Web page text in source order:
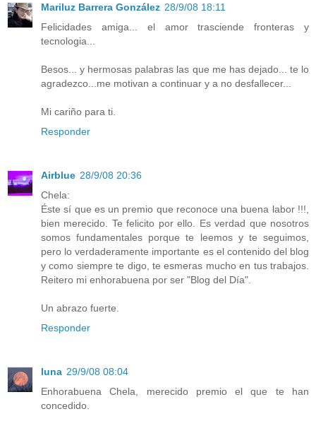
Mariluz Barrera González 28/9/08 18:11
Felicidades amiga... el amor trasciende fronteras y
tecnologia...
Besos... y hermosas palabras las que me has dejado... te lo
agradezco...me motivan a continuar y a no desfallecer...
Mi cariño para ti.
Responder
Airblue 28/9/08 20:36
Chela:
Éste sí que es un premio que reconoce una buena labor !!!,
bien merecido. Te felicito por ello. Es verdad que nosotros
somos fundamentales porque te leemos y te seguimos,
pero lo verdaderamente importante es el contenido del blog
y como siempre te digo, te esmeras mucho en tus trabajos.
Reitero mi enhorabuena por ser "Blog del Día".
Un abrazo fuerte.
Responder
luna 29/9/08 08:04
Enhorabuena Chela, merecido premio el que te han
concedido.